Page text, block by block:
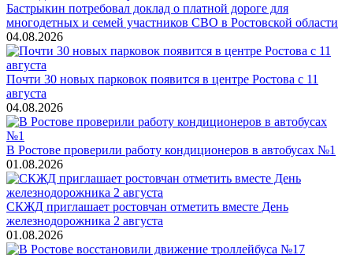
Бастрыкин потребовал доклад о платной дороге для
многодетных и семей участников СВО в Ростовской области
04.08.2026
Почти 30 новых парковок появится в центре Ростова с 11
августа
04.08.2026
В Ростове проверили работу кондиционеров в автобусах №1
01.08.2026
СКЖД приглашает ростовчан отметить вместе День
железнодорожника 2 августа
01.08.2026